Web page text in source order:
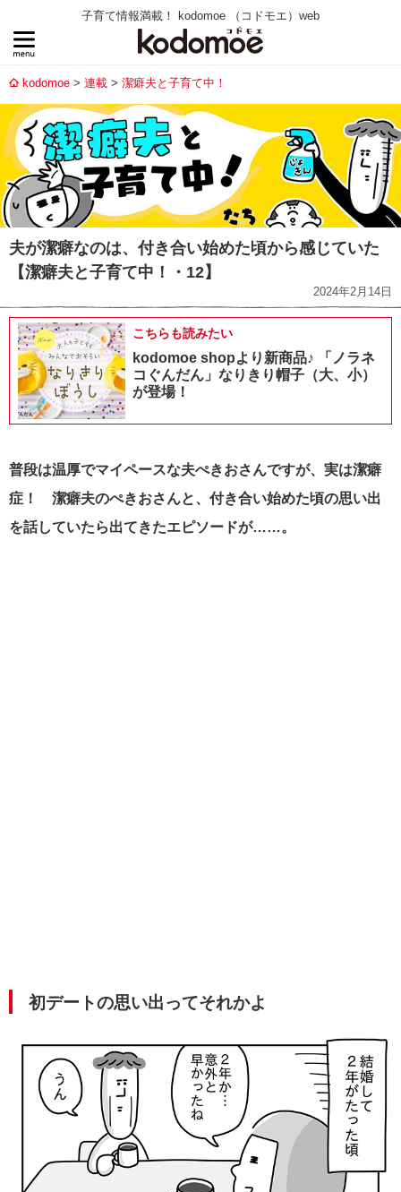
子育て情報満載！ kodomoe （コドモエ）web
kodomoe 連載 潔癖夫と子育て中！
夫が潔癖なのは、付き合い始めた頃から感じていた
【潔癖夫と子育て中！・12】
2024年2月14日
こちらも読みたい
kodomoe shopより新商品♪ 「ノラネ
コぐんだん」なりきり帽子（大、小）
が登場！
普段は温厚でマイペースな夫ぺきおさんですが、実は潔癖
症！ 潔癖夫のぺきおさんと、付き合い始めた頃の思い出
を話していたら出てきたエピソードが……。
初デートの思い出ってそれかよ